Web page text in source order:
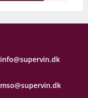
info@supervin.dk
mso@supervin.dk